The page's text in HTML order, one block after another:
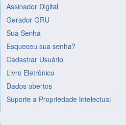
Assinador Digital
Gerador GRU
Sua Senha
Esqueceu sua senha?
Cadastrar Usuário
Livro Eletrônico
Dados abertos
Suporte a Propriedade Intelectual